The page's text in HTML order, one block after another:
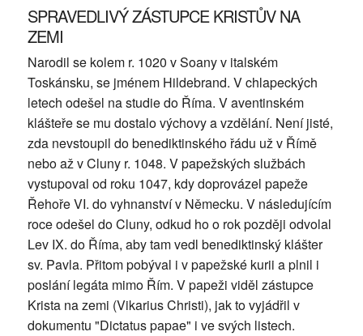
SPRAVEDLIVÝ ZÁSTUPCE KRISTŮV NA
ZEMI
Narodil se kolem r. 1020 v Soany v italském
Toskánsku, se jménem Hildebrand. V chlapeckých
letech odešel na studie do Říma. V aventinském
klášteře se mu dostalo výchovy a vzdělání. Není jisté,
zda nevstoupil do benediktinského řádu už v Římě
nebo až v Cluny r. 1048. V papežských službách
vystupoval od roku 1047, kdy doprovázel papeže
Řehoře VI. do vyhnanství v Německu. V následujícím
roce odešel do Cluny, odkud ho o rok později odvolal
Lev IX. do Říma, aby tam vedl benediktinský klášter
sv. Pavla. Přitom pobýval i v papežské kurii a plnil i
poslání legáta mimo Řím. V papeži viděl zástupce
Krista na zemi (Vikarius Christi), jak to vyjádřil v
dokumentu "Dictatus papae" i ve svých listech.